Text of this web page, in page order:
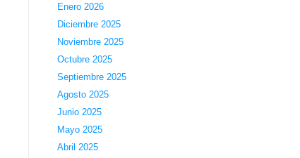
Enero 2026
Diciembre 2025
Noviembre 2025
Octubre 2025
Septiembre 2025
Agosto 2025
Junio 2025
Mayo 2025
Abril 2025